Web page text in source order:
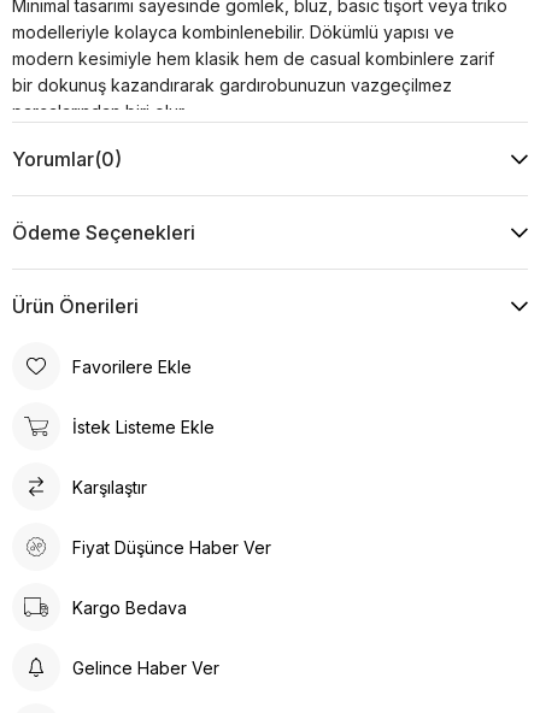
Minimal tasarımı sayesinde gömlek, bluz, basic tişört veya triko
modelleriyle kolayca kombinlenebilir. Dökümlü yapısı ve
modern kesimiyle hem klasik hem de casual kombinlere zarif
bir dokunuş kazandırarak gardırobunuzun vazgeçilmez
parçalarından biri olur.
Kumaş : %40 Viskon %30 Pamuk %30 Akrilik
Kol : -
Yaka Tipi : -
Desen : Düz
Kalıp : Rahat Kalıp
Model Ölçüsü
Boy: 94 cm Göğüs: - Bel: 39 cm Kalça: 52 cm
Yıkama Talimatı :
Kurutma Makinesinde Kurutulamaz
Kuru Temizleme , Trikloretilen Ayırıçısıyla Az Çözücü
Düşük Isıda Ütüleme Yapınız
Yorumlar(0)
Ödeme Seçenekleri
Ürün Önerileri
Favorilere Ekle
İstek Listeme Ekle
Karşılaştır
Fiyat Düşünce Haber Ver
Kargo Bedava
Gelince Haber Ver